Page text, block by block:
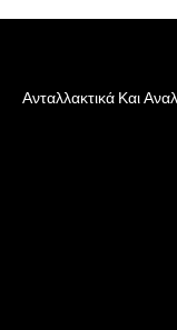
Ανταλλακτικά Και